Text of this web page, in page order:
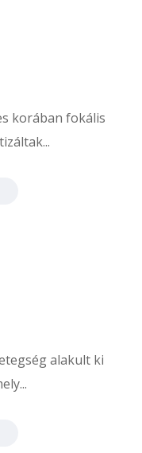
korában fokális
alakult ki